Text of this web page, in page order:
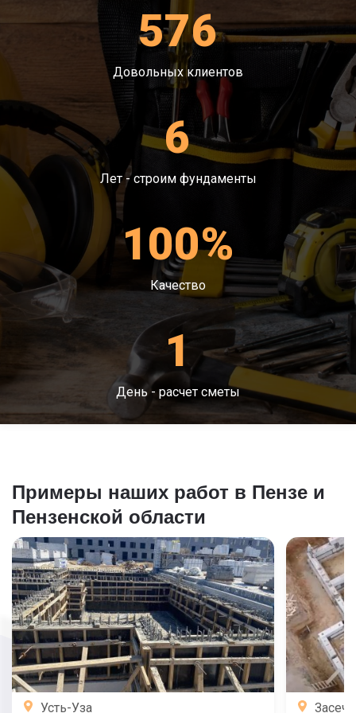
Кладочные работы.
Проверка.
576
Довольных клиентов
6
Лет - строим фундаменты
100%
Качество
1
День - расчет сметы
Примеры наших работ в Пензе и
Пензенской области
Усть-Уза